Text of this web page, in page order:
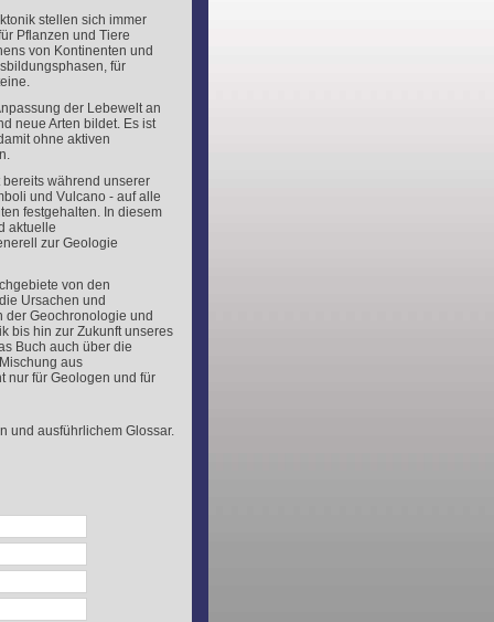
stellen sich immer
Pflanzen und Tiere
von Kontinenten und
für
der Lebewelt an
neue Arten bildet. Es ist
ohne aktiven
während unserer
und Vulcano - auf alle
festgehalten. In diesem
aktuelle
zur Geologie
von den
Ursachen und
der Geochronologie und
bis hin zur Zukunft unseres
Buch auch über die
aus
nur für Geologen und für
und ausführlichem Glossar.